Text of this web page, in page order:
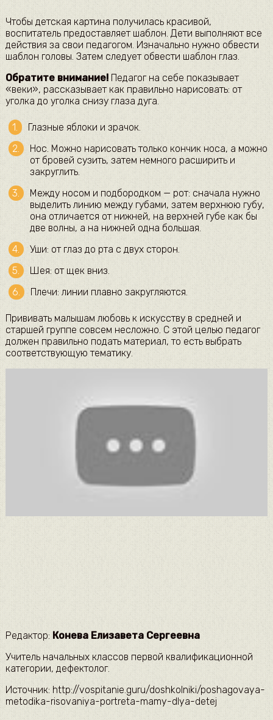
Чтобы детская картина получилась красивой,
воспитатель предоставляет шаблон. Дети выполняют все
действия за свои педагогом. Изначально нужно обвести
шаблон головы. Затем следует обвести шаблон глаз.
Обратите внимание!Педагог на себе показывает
«веки», рассказывает как правильно нарисовать: от
уголка до уголка снизу глаза дуга.
Глазные яблоки и зрачок.
Нос. Можно нарисовать только кончик носа, а можно
от бровей сузить, затем немного расширить и
закруглить.
Между носом и подбородком — рот: сначала нужно
выделить линию между губами, затем верхнюю губу,
она отличается от нижней, на верхней губе как бы
две волны, а на нижней одна большая.
Уши: от глаз до рта с двух сторон.
Шея: от щек вниз.
Плечи: линии плавно закругляются.
Прививать малышам любовь к искусству в средней и
старшей группе совсем несложно. С этой целью педагог
должен правильно подать материал, то есть выбрать
соответствующую тематику.
Редактор: Конева Елизавета Сергеевна
Учитель начальных классов первой квалификационной
категории, дефектолог.
Источник: http://vospitanie.guru/doshkolniki/poshagovaya-
metodika-risovaniya-portreta-mamy-dlya-detej